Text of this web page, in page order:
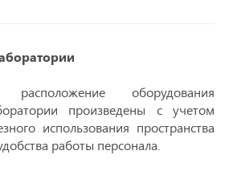
оборудования
произведены с учетом
использования пространства
работы персонала.